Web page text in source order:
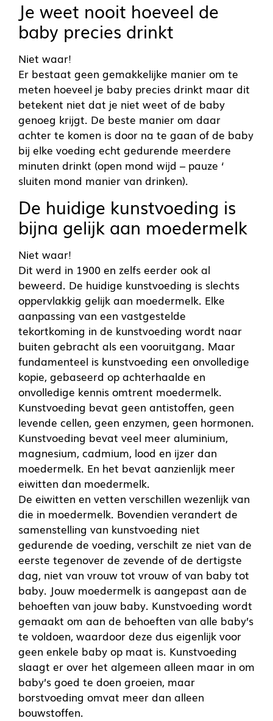
Je weet nooit hoeveel de
baby precies drinkt
Niet waar!
Er bestaat geen gemakkelijke manier om te
meten hoeveel je baby precies drinkt maar dit
betekent niet dat je niet weet of de baby
genoeg krijgt. De beste manier om daar
achter te komen is door na te gaan of de baby
bij elke voeding echt gedurende meerdere
minuten drinkt (open mond wijd – pauze ‘
sluiten mond manier van drinken).
De huidige kunstvoeding is
bijna gelijk aan moedermelk
Niet waar!
Dit werd in 1900 en zelfs eerder ook al
beweerd. De huidige kunstvoeding is slechts
oppervlakkig gelijk aan moedermelk. Elke
aanpassing van een vastgestelde
tekortkoming in de kunstvoeding wordt naar
buiten gebracht als een vooruitgang. Maar
fundamenteel is kunstvoeding een onvolledige
kopie, gebaseerd op achterhaalde en
onvolledige kennis omtrent moedermelk.
Kunstvoeding bevat geen antistoffen, geen
levende cellen, geen enzymen, geen hormonen.
Kunstvoeding bevat veel meer aluminium,
magnesium, cadmium, lood en ijzer dan
moedermelk. En het bevat aanzienlijk meer
eiwitten dan moedermelk.
De eiwitten en vetten verschillen wezenlijk van
die in moedermelk. Bovendien verandert de
samenstelling van kunstvoeding niet
gedurende de voeding, verschilt ze niet van de
eerste tegenover de zevende of de dertigste
dag, niet van vrouw tot vrouw of van baby tot
baby. Jouw moedermelk is aangepast aan de
behoeften van jouw baby. Kunstvoeding wordt
gemaakt om aan de behoeften van alle baby’s
te voldoen, waardoor deze dus eigenlijk voor
geen enkele baby op maat is. Kunstvoeding
slaagt er over het algemeen alleen maar in om
baby’s goed te doen groeien, maar
borstvoeding omvat meer dan alleen
bouwstoffen.